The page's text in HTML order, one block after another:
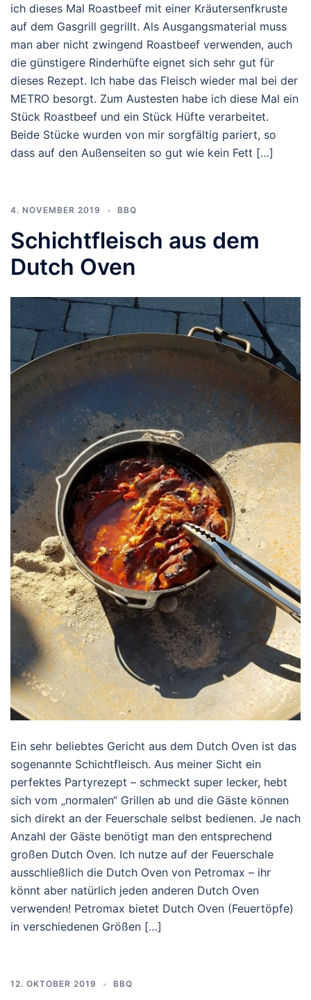
ich dieses Mal Roastbeef mit einer Kräutersenfkruste
auf dem Gasgrill gegrillt. Als Ausgangsmaterial muss
man aber nicht zwingend Roastbeef verwenden, auch
die günstigere Rinderhüfte eignet sich sehr gut für
dieses Rezept. Ich habe das Fleisch wieder mal bei der
METRO besorgt. Zum Austesten habe ich diese Mal ein
Stück Roastbeef und ein Stück Hüfte verarbeitet.
Beide Stücke wurden von mir sorgfältig pariert, so
dass auf den Außenseiten so gut wie kein Fett […]
4. NOVEMBER 2019 BBQ
Schichtfleisch aus dem
Dutch Oven
Ein sehr beliebtes Gericht aus dem Dutch Oven ist das
sogenannte Schichtfleisch. Aus meiner Sicht ein
perfektes Partyrezept – schmeckt super lecker, hebt
sich vom „normalen“ Grillen ab und die Gäste können
sich direkt an der Feuerschale selbst bedienen. Je nach
Anzahl der Gäste benötigt man den entsprechend
großen Dutch Oven. Ich nutze auf der Feuerschale
ausschließlich die Dutch Oven von Petromax – ihr
könnt aber natürlich jeden anderen Dutch Oven
verwenden! Petromax bietet Dutch Oven (Feuertöpfe)
in verschiedenen Größen […]
12. OKTOBER 2019 BBQ